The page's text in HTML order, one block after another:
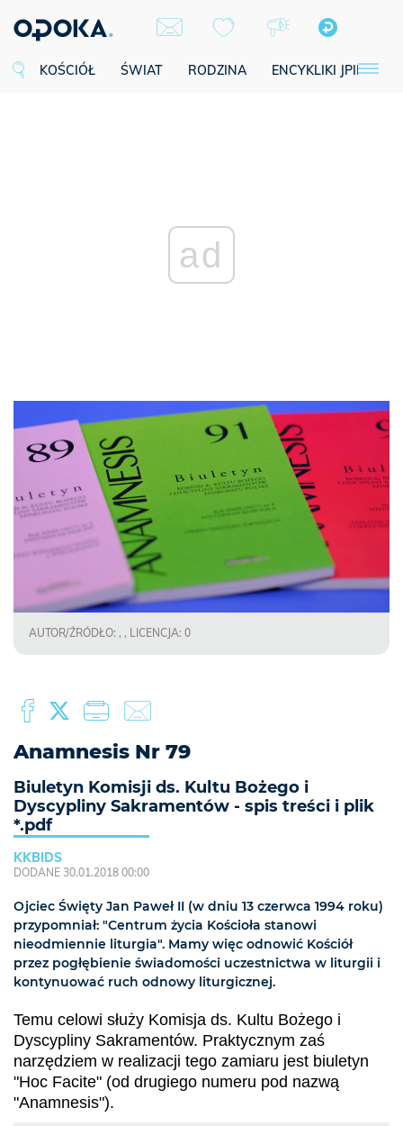
KOŚCIÓŁ ŚWIAT RODZINA ENCYKLIKI JPII
ad
AUTOR/ŹRÓDŁO: , , LICENCJA: 0
Anamnesis Nr 79
Biuletyn Komisji ds. Kultu Bożego i
Dyscypliny Sakramentów - spis treści i plik
*.pdf
KKBIDS
DODANE 30.01.2018 00:00
Ojciec Święty Jan Paweł II (w dniu 13 czerwca 1994 roku)
przypomniał: "Centrum życia Kościoła stanowi
nieodmiennie liturgia". Mamy więc odnowić Kościół
przez pogłębienie świadomości uczestnictwa w liturgii i
kontynuować ruch odnowy liturgicznej.
Temu celowi służy Komisja ds. Kultu Bożego i
Dyscypliny Sakramentów. Praktycznym zaś
narzędziem w realizacji tego zamiaru jest biuletyn
"Hoc Facite" (od drugiego numeru pod nazwą
"Anamnesis").